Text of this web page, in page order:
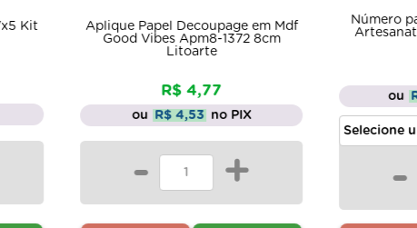
Aplique Papel Decoupage em Mdf
Good Vibes Apm8-1372 8cm
no PIX
+
Número para Aplique
Artesanato 2,5cm Mdf
no
+